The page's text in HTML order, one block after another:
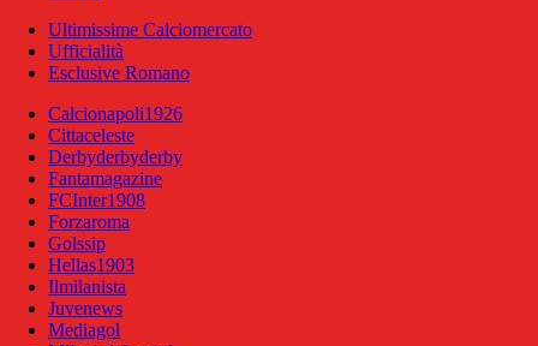
Ultimissime Calciomercato
Ufficialità
Esclusive Romano
Calcionapoli1926
Cittaceleste
Derbyderbyderby
Fantamagazine
FCInter1908
Forzaroma
Golssip
Hellas1903
Ilmilanista
Juvenews
Mediagol